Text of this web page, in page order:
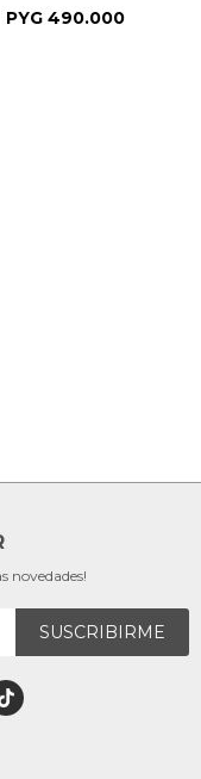
PYG 490.000
novedades!
SUSCRIBIRME